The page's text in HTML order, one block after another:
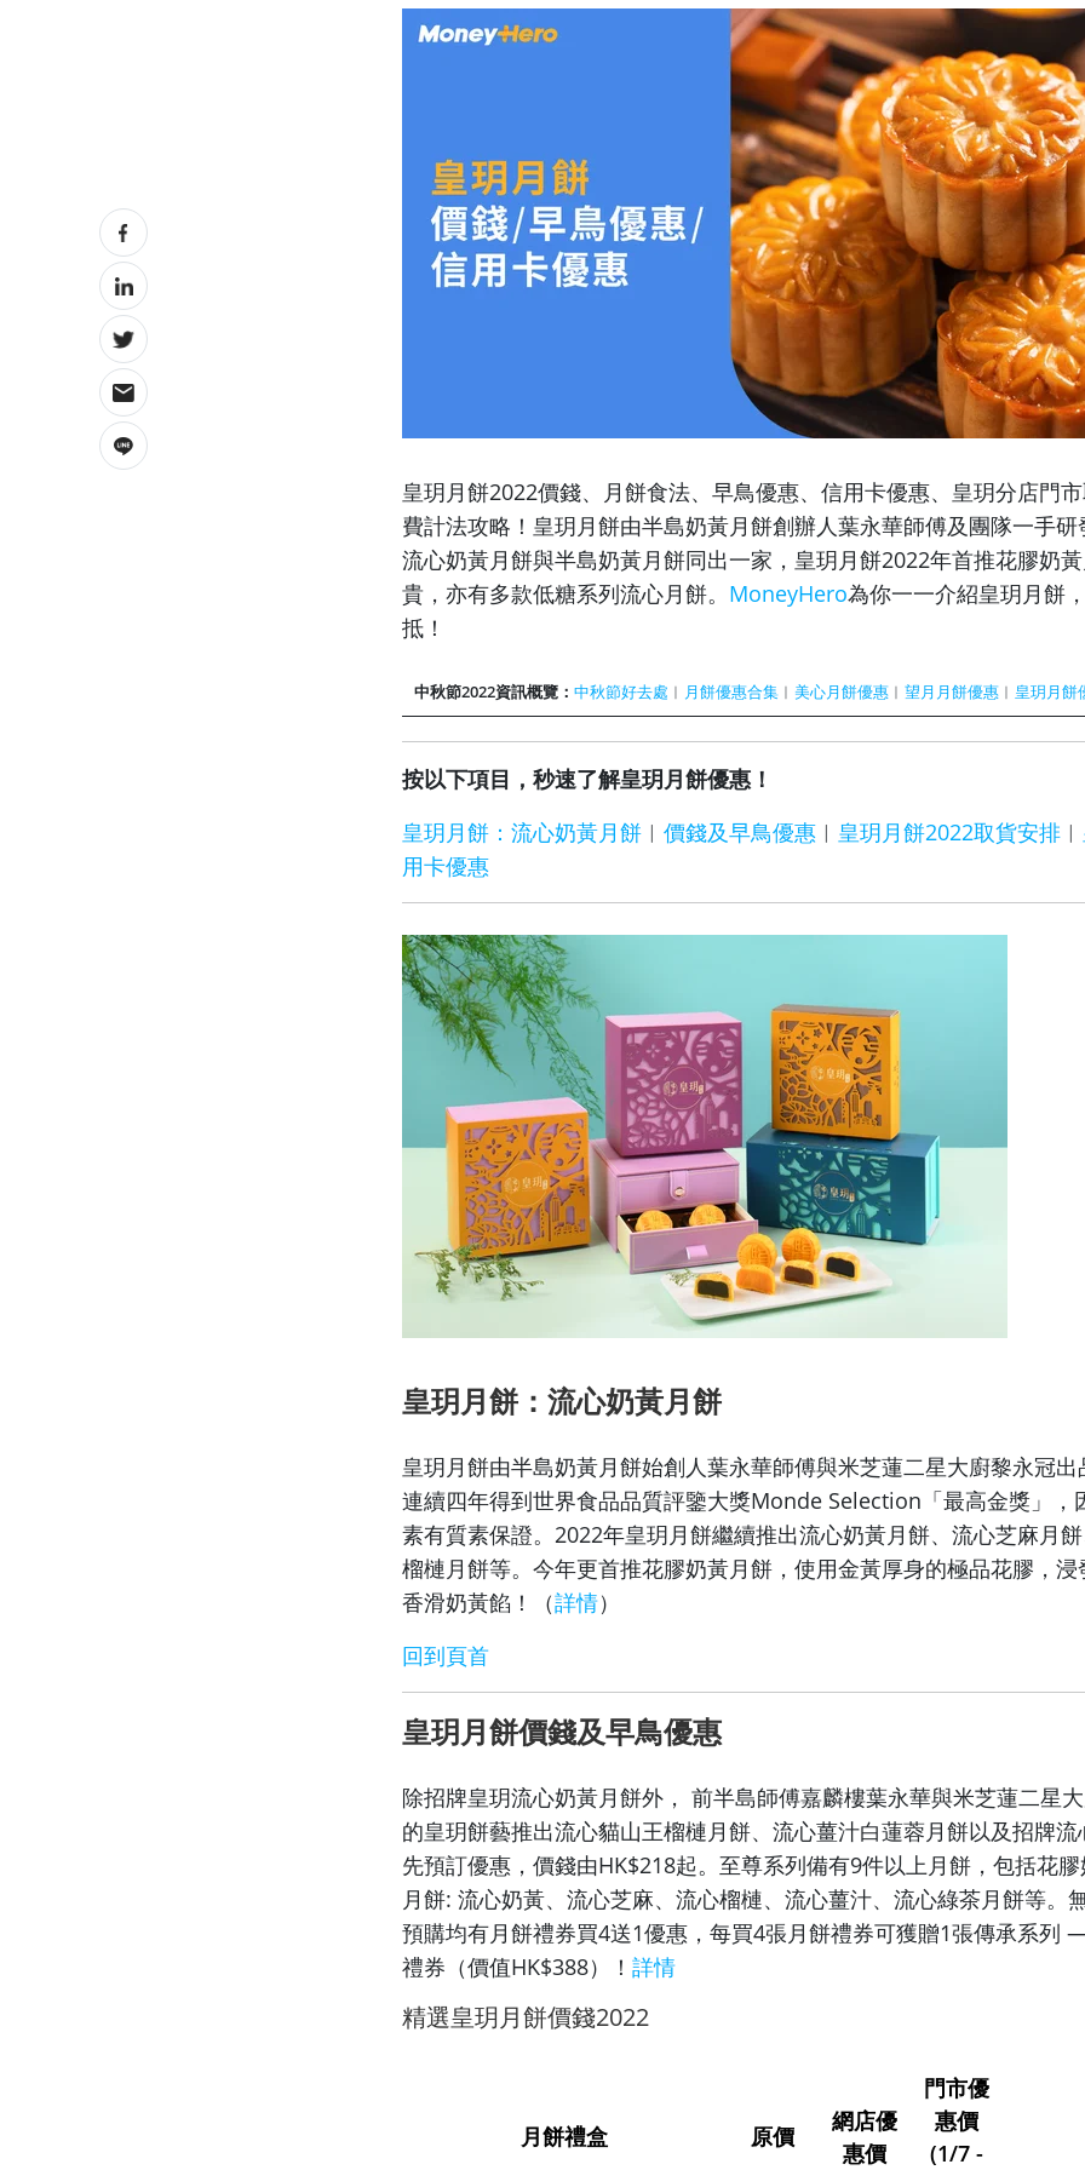
皇玥月餅2022價錢、月餅食法、早鳥優惠、信用卡優惠、皇玥分店門
費計法攻略！皇玥月餅由半島奶黃月餅創辦人葉永華師傅及團隊一手
流心奶黃月餅與半島奶黃月餅同出一家，皇玥月餅2022年首推花膠奶
貴，亦有多款低糖系列流心月餅。 MoneyHero為你一一介紹皇玥月餅
抵！
中秋節2022資訊概覽： 中秋節好去處 ︱ 月餅優惠合集 ︱ 美心月餅優惠 ︱ 望月月餅優惠 ︱ 皇玥月餅
按以下項目，秒速了解皇玥月餅優惠！
皇玥月餅：流心奶黃月餅 ︱ 價錢及早鳥優惠 ︱ 皇玥月餅2022取貨安排 ︱
用卡優惠
皇玥月餅：流心奶黃月餅
皇玥月餅由半島奶黃月餅始創人葉永華師傅與米芝蓮二星大廚黎永冠
連續四年得到世界食品品質評鑒大獎Monde Selection「最高金獎」，
素有質素保證。2022年皇玥月餅繼續推出流心奶黃月餅、流心芝麻月
榴槤月餅等。今年更首推花膠奶黃月餅，使用金黃厚身的極品花膠，
香滑奶黃餡！（詳情）
回到頁首
皇玥月餅價錢及早鳥優惠
除招牌皇玥流心奶黃月餅外， 前半島師傅嘉麟樓葉永華與米芝蓮二星
的皇玥餅藝推出流心貓山王榴槤月餅、流心薑汁白蓮蓉月餅以及招牌
先預訂優惠，價錢由HK$218起。至尊系列備有9件以上月餅，包括花
月餅: 流心奶黃、流心芝麻、流心榴槤、流心薑汁、流心綠茶月餅等。
預購均有月餅禮券買4送1優惠，每買4張月餅禮券可獲贈1張傳承系列
禮券（價值HK$388）！ 詳情
精選皇玥月餅價錢2022
月餅禮盒 原價
網店優
惠價
門市優
惠價
(1/7 -